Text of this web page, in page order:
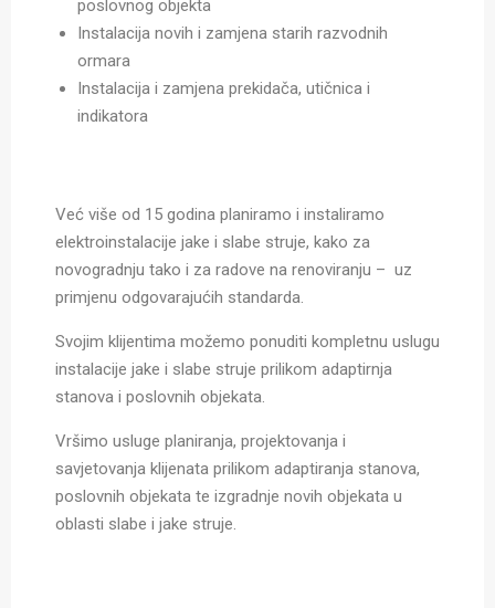
poslovnog objekta
Instalacija novih i zamjena starih razvodnih
ormara
Instalacija i zamjena prekidača, utičnica i
indikatora
Već više od 15 godina planiramo i instaliramo
elektroinstalacije jake i slabe struje, kako za
novogradnju tako i za radove na renoviranju – uz
primjenu odgovarajućih standarda.
Svojim klijentima možemo ponuditi kompletnu uslugu
instalacije jake i slabe struje prilikom adaptirnja
stanova i poslovnih objekata.
Vršimo usluge planiranja, projektovanja i
savjetovanja klijenata prilikom adaptiranja stanova,
poslovnih objekata te izgradnje novih objekata u
oblasti slabe i jake struje.